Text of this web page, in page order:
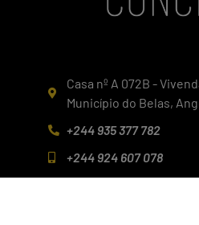
Casa nº A 072B -
Município do Belas,
+244 935 377 782
+244 924 607 078